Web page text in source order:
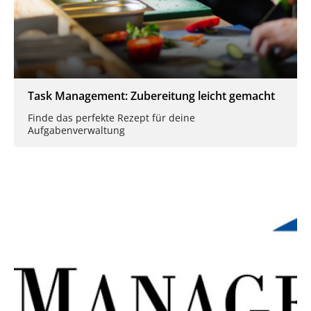
Task Management: Zubereitung leicht gemacht
Finde das perfekte Rezept für deine
Aufgabenverwaltung